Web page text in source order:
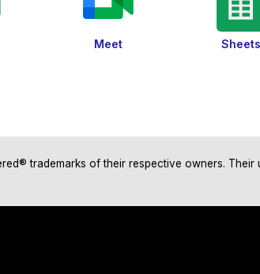
Meet Sheets
trademarks of their respective owners.